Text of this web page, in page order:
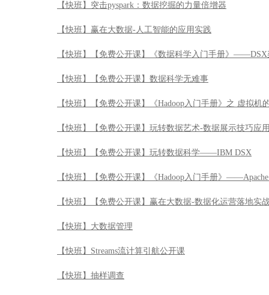
【快班】突击pyspark：数据挖掘的力量倍增器
【快班】赢在大数据-人工智能的应用实践
【快班】【免费公开课】《数据科学入门手册》
【快班】【免费公开课】数据科学无难事
【快班】【免费公开课】《Hadoop入门手册》之 虚拟机
【快班】【免费公开课】玩转数据艺术-数据展示技巧应
【快班】【免费公开课】玩转数据科学——IBM DSX
【快班】【免费公开课】《Hadoop入门手册》
【快班】【免费公开课】赢在大数据-数据化运营落地实
【快班】大数据管理
【快班】Streams流计算引航公开课
【快班】抽样调查